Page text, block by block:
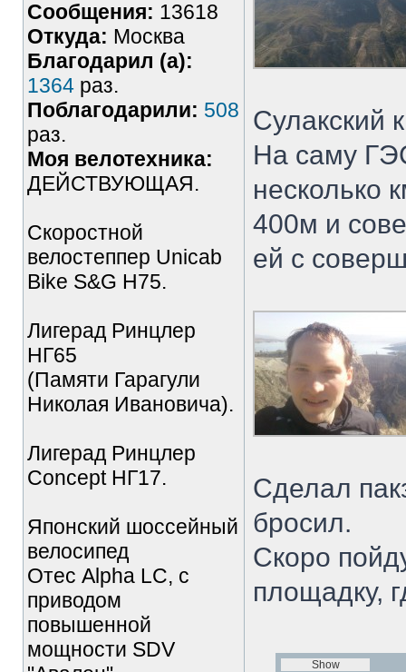
Сообщения: 13618
Откуда: Москва
Благодарил (а):
1364 раз.
Поблагодарили: 508
раз.
Моя велотехника:
ДЕЙСТВУЮЩАЯ.
Скоростной
велостеппер Unicab
Bike S&G Н75.
Лигерад Ринцлер
НГ65
(Памяти Гарагули
Николая Ивановича).
Лигерад Ринцлер
Concept НГ17.
Японский шоссейный
велосипед
Отес Alpha LC, с
приводом
повышенной
мощности SDV
Сулакский
На саму
несколько
400м и
ей с
Сделал
бросил.
Скоро
площадку,